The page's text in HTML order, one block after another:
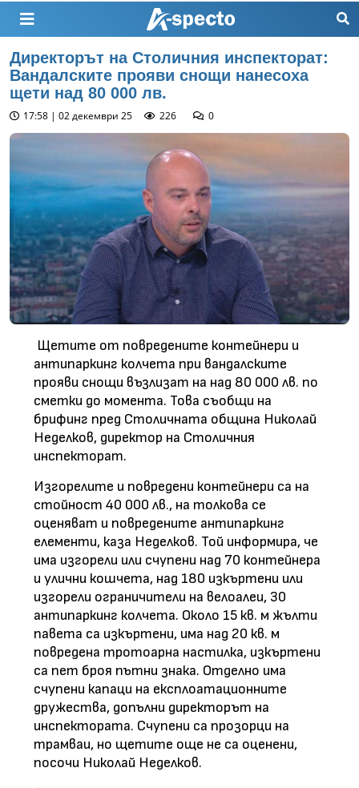
Директорът на Столичния инспекторат:
Вандалските прояви снощи нанесоха
щети над 80 000 лв.
17:58 | 02 декември 25 226 0
Щетите от повредените контейнери и
антипаркинг колчета при вандалските
прояви снощи възлизат на над 80 000 лв. по
сметки до момента. Това съобщи на
брифинг пред Столичната община Николай
Неделков, директор на Столичния
инспекторат.
Изгорелите и повредени контейнери са на
стойност 40 000 лв., на толкова се
оценяват и повредените антипаркинг
елементи, каза Неделков. Той информира, че
има изгорели или счупени над 70 контейнера
и улични кошчета, над 180 изкъртени или
изгорели ограничители на велоалеи, 30
антипаркинг колчета. Около 15 кв. м жълти
павета са изкъртени, има над 20 кв. м
повредена тротоарна настилка, изкъртени
са пет броя пътни знака. Отделно има
счупени капаци на експлоатационните
дружества, допълни директорът на
инспектората. Счупени са прозорци на
трамваи, но щетите още не са оценени,
посочи Николай Неделков.